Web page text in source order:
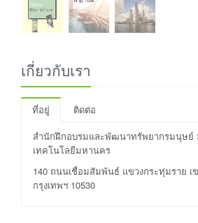
เกี่ยวกับเรา
ที่อยู่
ติดต่อ
สำนักฝึกอบรมและพัฒนาทรัพยากรมนุษย์
เทคโนโลยีมหานคร
140 ถนนเชื่อมสัมพันธ์ แขวงกระทุ่มราย เ
กรุงเทพฯ 10530